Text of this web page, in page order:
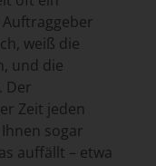
weiß die
und die
Der
Zeit jeden
sogar
auffällt – etwa